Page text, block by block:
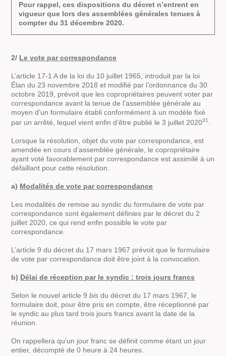
Pour rappel, ces dispositions du décret n’entrent en
vigueur que lors des assemblées générales tenues à
compter du 31 décembre 2020.
2/ Le vote par correspondance
L’article 17-1 A de la loi du 10 juillet 1965, introduit par la loi
Élan du 23 novembre 2018 et modifié par l’ordonnance du 30
octobre 2019, prévoit que les copropriétaires peuvent voter par
correspondance avant la tenue de l’assemblée générale au
moyen d’un formulaire établi conformément à un modèle fixé
par un arrêté, lequel vient enfin d’être publié le 3 juillet 202031
Lorsque la résolution, objet du vote par correspondance, est
amendée en cours d’assemblée générale, le copropriétaire
ayant voté favorablement par correspondance est assimilé à un
défaillant pour cette résolution.
a) Modalités de vote par correspondance
Les modalités de remise au syndic du formulaire de vote par
correspondance sont également définies par le décret du 2
juillet 2020, ce qui rend enfin possible le vote par
correspondance.
L’article 9 du décret du 17 mars 1967 prévoit que le formulaire
de vote par correspondance doit être joint à la convocation.
b) Délai de réception par le syndic : trois jours francs
Selon le nouvel article 9bis du décret du 17 mars 1967, le
formulaire doit, pour être pris en compte, être réceptionné par
le syndic au plus tard trois jours francs avant la date de la
réunion.
On rappellera qu’un jour franc se définit comme étant un jour
entier, décompté de 0 heure à 24 heures.